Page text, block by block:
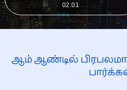
02:01
ஆம் ஆண்டில்